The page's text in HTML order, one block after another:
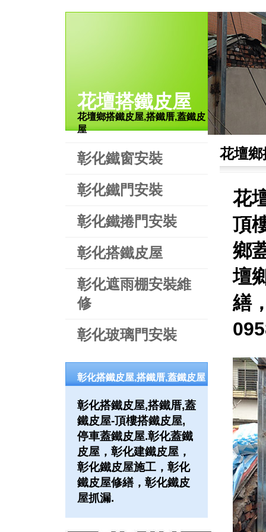
花壇搭鐵皮屋
花壇鄉搭鐵皮屋,搭鐵厝,蓋鐵皮
屋
彰化鐵窗安裝
彰化鐵門安裝
彰化鐵捲門安裝
彰化搭鐵皮屋
彰化遮雨棚安裝維
修
彰化玻璃門安裝
彰化搭鐵皮屋,搭鐵厝,蓋鐵皮屋
彰化搭鐵皮屋,搭鐵厝,蓋
鐵皮屋-頂樓搭鐵皮屋,
停車蓋鐵皮屋.彰化蓋鐵
皮屋，彰化建鐵皮屋，
彰化鐵皮屋施工，彰化
鐵皮屋修繕，彰化鐵皮
屋抓漏.
花壇
花
頂
鄉
壇
繕